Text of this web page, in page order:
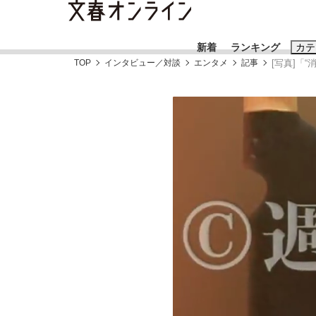
新着 ランキング カ
「90%は失敗する。でも…」本田圭佑が初
おすすめの
#藤田晋
#玉木雄一郎
TOP インタビュー／対談 エンタメ 記事 [写真]「“